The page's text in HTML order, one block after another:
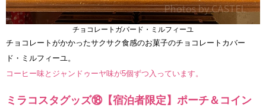
チョコレートガバード・ミルフィーユ
チョコレートがかかったサクサク食感のお菓子のチョコレートカバー
ド・ミルフィーユ。
コーヒー味とジャンドゥーヤ味が5個ずつ入っています。
ミラコスタグッズ⑱【宿泊者限定】ポーチ＆コイン